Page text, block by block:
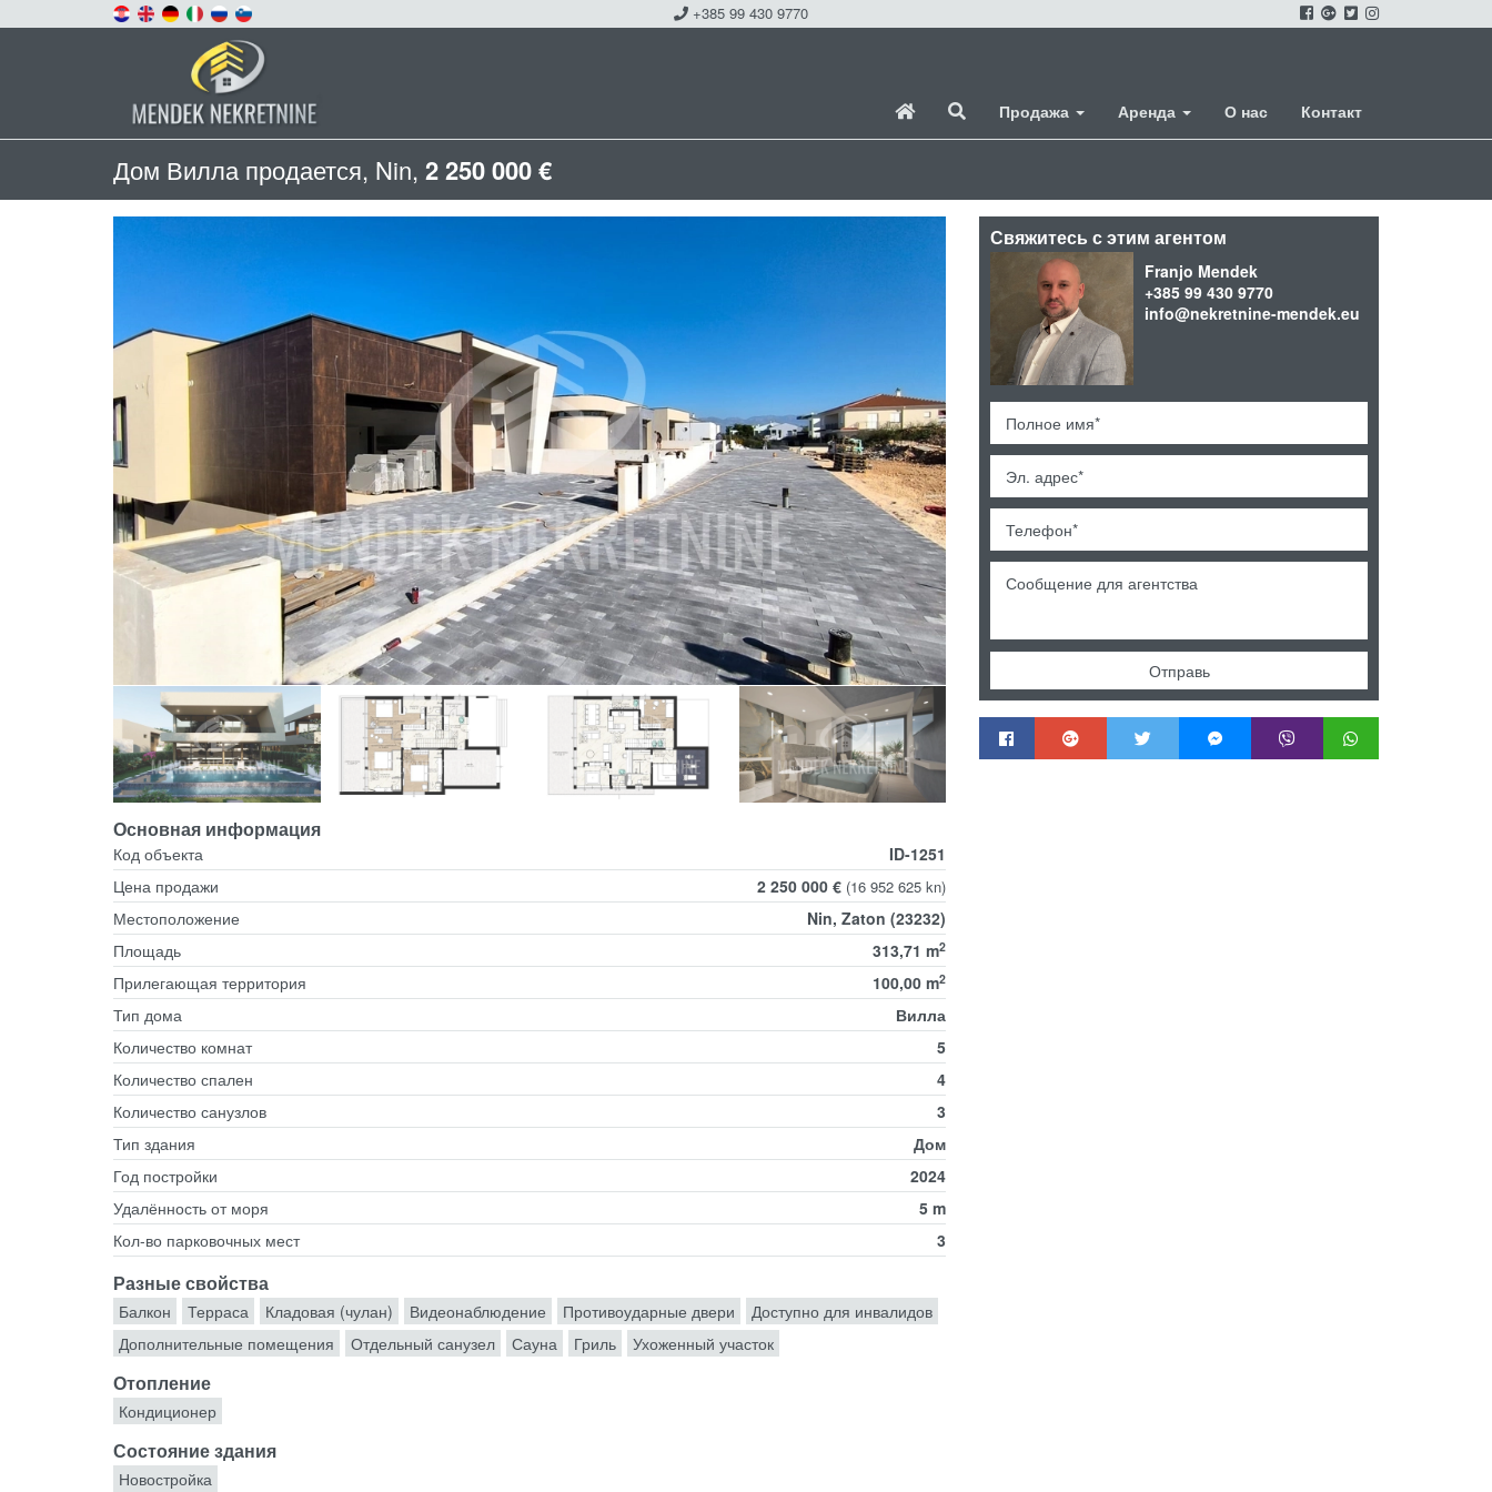
+385 99 430 9770
Продажа Аренда О нас Контакт
Дом Вилла продается, Nin, 2 250 000 €
Основная информация
Код объекта
ID-1251
Цена продажи
2 250 000 € (16 952 625 kn)
Местоположение
Nin, Zaton (23232)
Площадь
313,71 m2
Прилегающая территория 100,00 m2
Тип дома
Вилла
Количество комнат
5
Количество спален
4
Количество санузлов
3
Тип здания
Дом
Год постройки
2024
Удалённость от моря
5 m
Кол-во парковочных мест
3
Разные свойства
Балкон Терраса Кладовая (чулан) Видеонаблюдение Противоударные двери
Доступно для инвалидов
Дополнительные помещения
Отдельный санузел Сауна Гриль Ухоженный участок
Отопление
Кондиционер
Состояние здания
Новостройка
Свяжитесь с этим агентом
Franjo Mendek
+385 99 430 9770
info@nekretnine-mendek.eu
Отправь